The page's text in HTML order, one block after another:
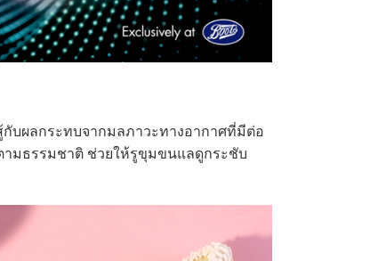
กับผลกระทบจากมลภาวะทางอากาศที่มีต่อ
ามธรรมชาติ ช่วยให้รูขุมขนแลดูกระชับ